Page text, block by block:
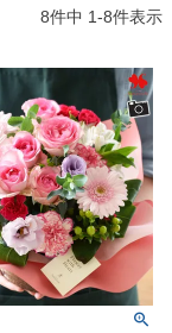
8件中 1-8件表示